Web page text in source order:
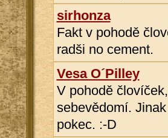
sirhonza
Fakt v pohodě
radši no cement.
Vesa O´Pilley
V pohodě
sebevědomí.
pokec. :-D